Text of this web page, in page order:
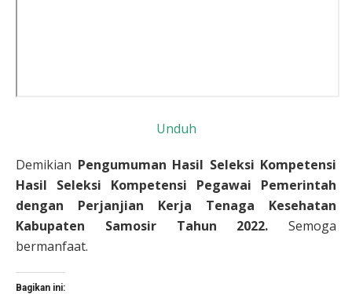
Unduh
Demikian Pengumuman Hasil Seleksi Kompetensi
Hasil Seleksi Kompetensi Pegawai Pemerintah
dengan Perjanjian Kerja Tenaga Kesehatan
Kabupaten Samosir Tahun 2022. Semoga
bermanfaat.
Bagikan ini: